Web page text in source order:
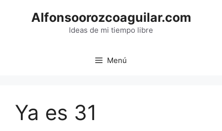
Alfonsoorozcoaguilar.com
Ideas de mi tiempo libre
Menú
Ya es 31